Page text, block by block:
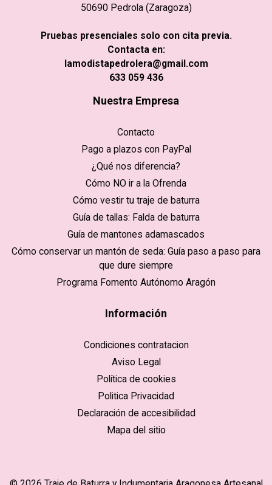
50690 Pedrola (Zaragoza)
Pruebas presenciales solo con cita previa.
Contacta en:
lamodistapedrolera@gmail.com
633 059 436
Nuestra Empresa
Contacto
Pago a plazos con PayPal
¿Qué nos diferencia?
Cómo NO ir a la Ofrenda
Cómo vestir tu traje de baturra
Guía de tallas: Falda de baturra
Guía de mantones adamascados
Cómo conservar un mantón de seda: Guía paso a paso para
que dure siempre
Programa Fomento Autónomo Aragón
Información
Condiciones contratacion
Aviso Legal
Política de cookies
Politica Privacidad
Declaración de accesibilidad
Mapa del sitio